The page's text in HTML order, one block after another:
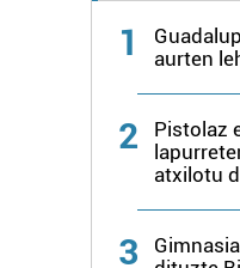
1
aurten
2
Pistolaz
atxilotu
3